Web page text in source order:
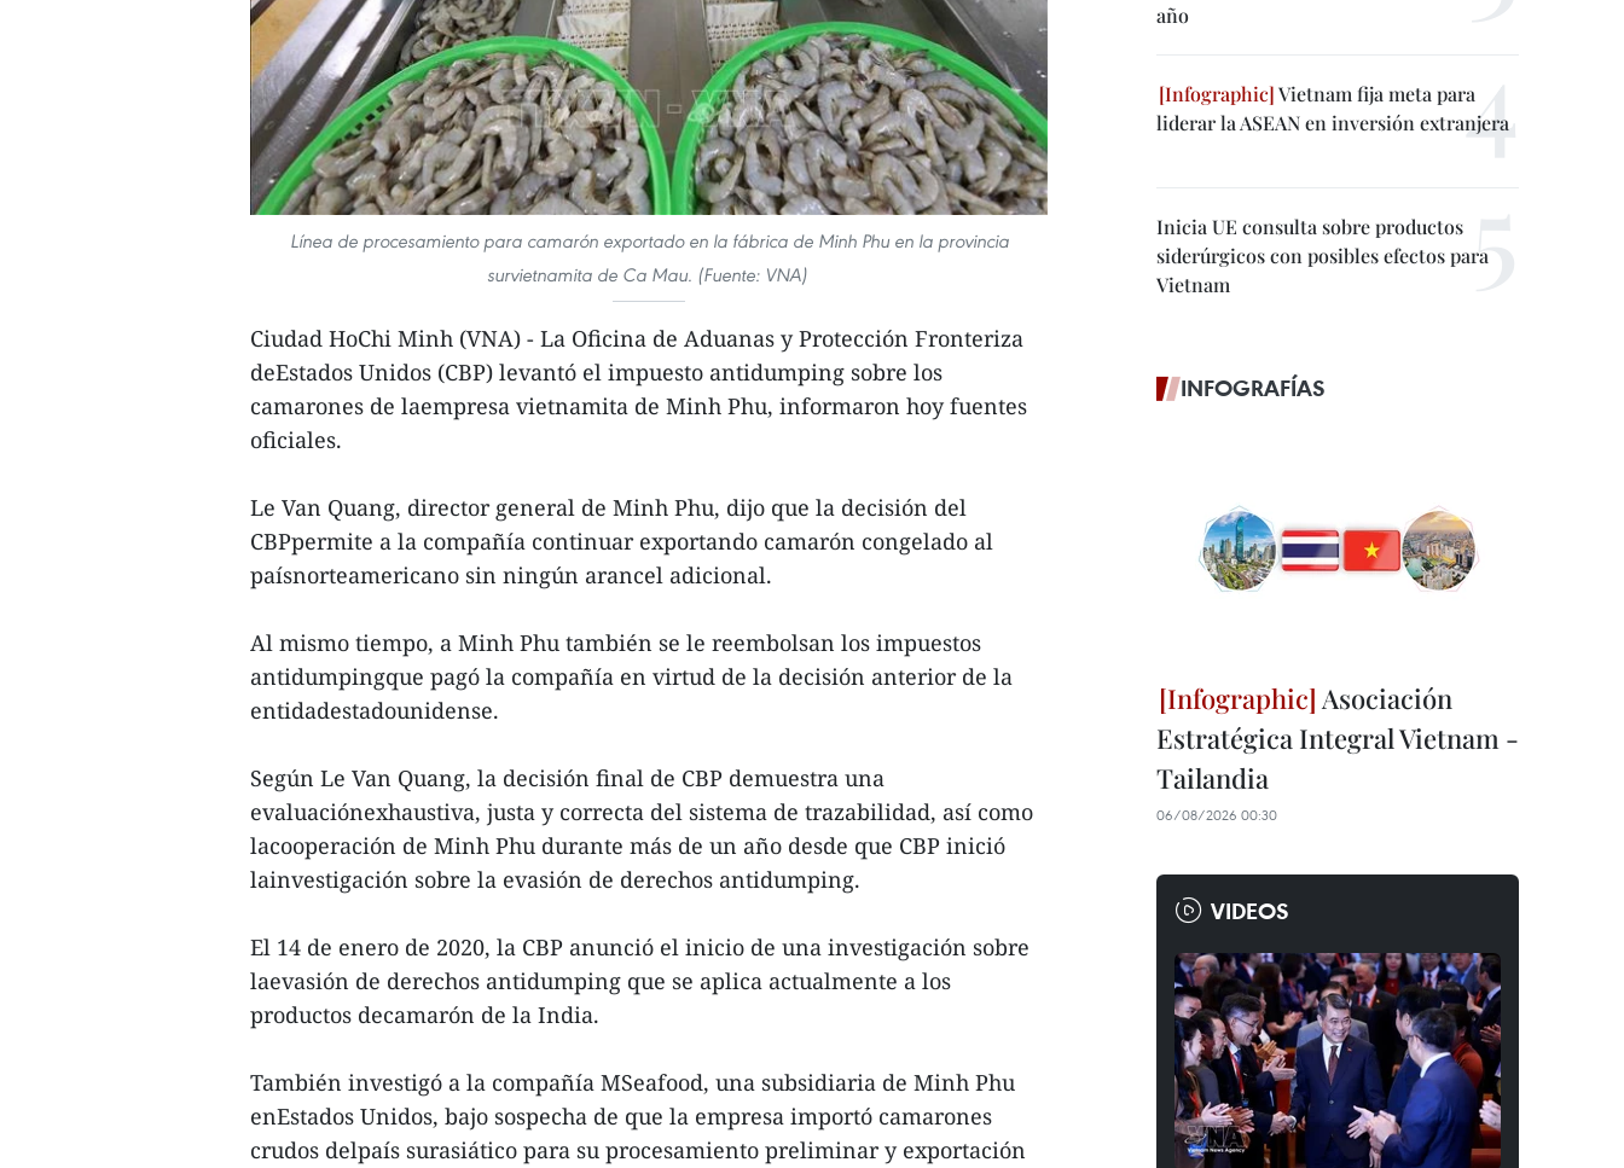
Línea de procesamiento para camarón exportado en la fábrica de Minh Phu en la provincia
survietnamita de Ca Mau. (Fuente: VNA)
Ciudad HoChi Minh (VNA) - La Oficina de Aduanas y Protección Fronteriza
deEstados Unidos (CBP) levantó el impuesto antidumping sobre los
camarones de laempresa vietnamita de Minh Phu, informaron hoy fuentes
oficiales.
Le Van Quang, director general de Minh Phu, dijo que la decisión del
CBPpermite a la compañía continuar exportando camarón congelado al
paísnorteamericano sin ningún arancel adicional.
Al mismo tiempo, a Minh Phu también se le reembolsan los impuestos
antidumpingque pagó la compañía en virtud de la decisión anterior de la
entidadestadounidense.
Según Le Van Quang, la decisión final de CBP demuestra una
evaluaciónexhaustiva, justa y correcta del sistema de trazabilidad, así como
lacooperación de Minh Phu durante más de un año desde que CBP inició
lainvestigación sobre la evasión de derechos antidumping.
El 14 de enero de 2020, la CBP anunció el inicio de una investigación sobre
laevasión de derechos antidumping que se aplica actualmente a los
productos decamarón de la India.
También investigó a la compañía MSeafood, una subsidiaria de Minh Phu
enEstados Unidos, bajo sospecha de que la empresa importó camarones
crudos delpaís surasiático para su procesamiento preliminar y exportación
año
Vietnam fija meta para
liderar la ASEAN en inversión extranjera
Inicia UE consulta sobre productos
siderúrgicos con posibles efectos para
Vietnam
INFOGRAFÍAS
Asociación
Estratégica Integral Vietnam -
Tailandia
06/08/2026 00:30
VIDEOS